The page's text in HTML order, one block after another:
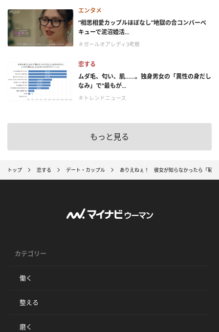
エンタメ
“相思相愛カップルほぼなし”地獄の合コンバーベ
キューで泥沼婚活...
＃ガールオアレディ3考察
恋する
ムダ毛、匂い、肌……。独身男女の「異性の身だし
なみ」で“最もが...
＃トレンドニュース
もっと見る
トップ 恋する デート・カップル ありえねぇ！ 彼女が知らなかったら「恥ず
カテゴリー
働く
整える
磨く